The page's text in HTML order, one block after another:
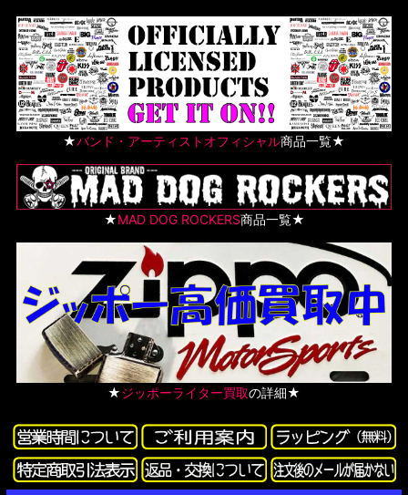
★バンド・アーティストオフィシャル商品一覧★
★MAD DOG ROCKERS商品一覧★
★ジッポーライター買取の詳細★